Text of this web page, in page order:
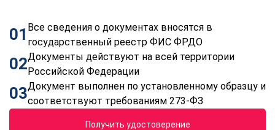
01 Все сведения о документах вносятся в
государственный реестр ФИС ФРДО
02Документы действуют на всей территории
Российской Федерации
03Документ выполнен по установленному образцу и
соответствуют требованиям 273-ФЗ
Получить удостоверение